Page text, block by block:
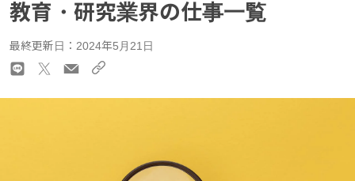
教育・研究業界の仕事一覧
最終更新日：2024年5月21日